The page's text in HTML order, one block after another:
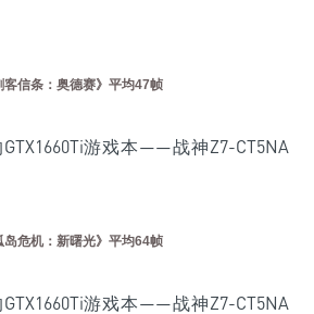
客信条：奥德赛》平均47帧
岛危机：新曙光》平均64帧